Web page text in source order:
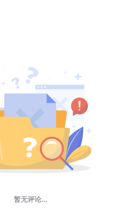
暂无评论...